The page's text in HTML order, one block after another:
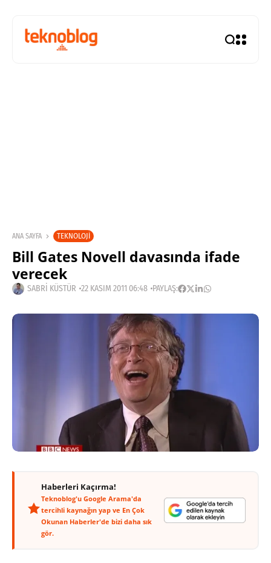
ANA SAYFA TEKNOLOJI
Bill Gates Novell davasında ifade
verecek
SABRI KÜSTÜR 22 KASIM 2011 06:48 PAYLAŞ:
Haberleri Kaçırma!
Teknoblog'u Google Arama'da
tercihli kaynağın yap ve En Çok
Okunan Haberler'de bizi daha sık
gör.